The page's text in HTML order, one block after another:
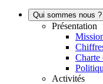
Qui sommes nous ?
Présentation
Charte
Activités